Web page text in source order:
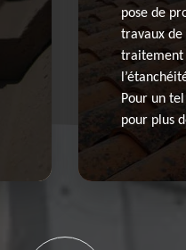
pose de
travaux de
traitement
Pour un
pour plus